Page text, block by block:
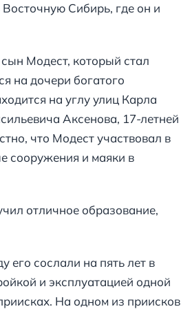
Сибирь, где он и
Модест, который стал
на дочери богатого
на углу улиц Карла
Аксенова, 17-летней
что Модест участвовал в
сооружения и маяки в
отличное образование,
сослали на пять лет в
и эксплуатацией одной
На одном из приисков